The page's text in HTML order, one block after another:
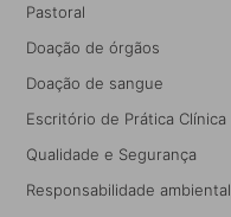
Pastoral
Doação de órgãos
Doação de sangue
Escritório de Prática Clínica
Qualidade e Segurança
Responsabilidade ambiental